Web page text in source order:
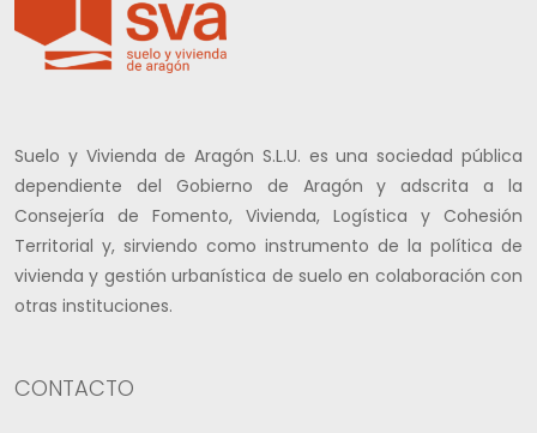
Suelo y Vivienda de Aragón S.L.U. es una sociedad pública
dependiente del Gobierno de Aragón y adscrita a la
Consejería de Fomento, Vivienda, Logística y Cohesión
Territorial y, sirviendo como instrumento de la política de
vivienda y gestión urbanística de suelo en colaboración con
otras instituciones.
CONTACTO